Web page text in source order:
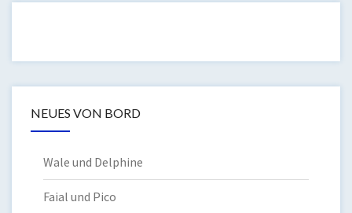
NEUES VON BORD
Wale und Delphine
Faial und Pico